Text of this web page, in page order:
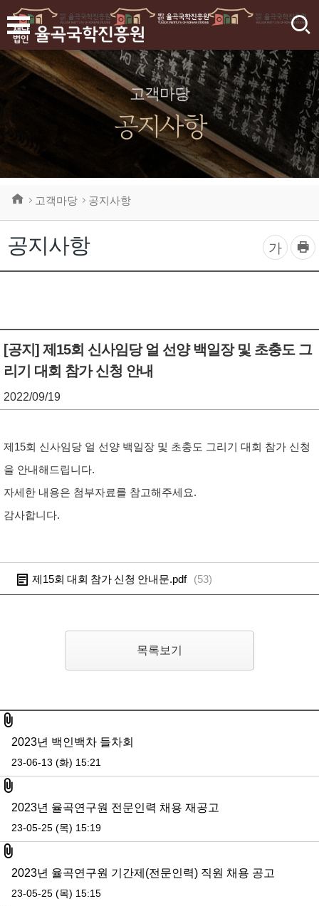
검
고객마당
공지사항
공지사항
고객마당 공지사항
글
자
조
가
프
린
트
[공지] 제15회 신사임당 얼 선양 백일장 및 초충도 그
리기 대회 참가 신청 안내
2022/09/19
제15회 신사임당 얼 선양 백일장 및 초충도 그리기 대회 참가 신청
을 안내해드립니다.
자세한 내용은 첨부자료를 참고해주세요.
감사합니다.
제15회 대회 참가 신청 안내문.pdf (53)
목록보기
첨부파일
2023년 백인백차 들차회
23-06-13 (화) 15:21
첨부파일
2023년 율곡연구원 전문인력 채용 재공고
23-05-25 (목) 15:19
첨부파일
2023년 율곡연구원 기간제(전문인력) 직원 채용 공고
23-05-25 (목) 15:15